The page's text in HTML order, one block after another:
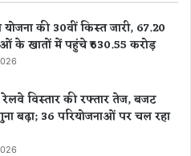
योजना की 30वीं किस्त जारी, 67.20
के खातों में पहुंचे ₹630.55 करोड़
विस्तार की रफ्तार तेज, बजट
बढ़ा; 36 परियोजनाओं पर चल रहा